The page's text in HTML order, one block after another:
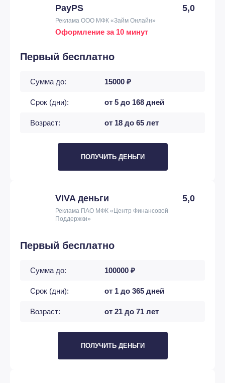
PayPS 5,0
Реклама ООО МФК «Займ Онлайн»
Оформление за 10 минут
Первый бесплатно
Сумма до: 15000 ₽
Срок (дни): от 5 до 168 дней
Возраст: от 18 до 65 лет
ПОЛУЧИТЬ ДЕНЬГИ
VIVA деньги 5,0
Реклама ПАО МФК «Центр Финансовой
Поддержки»
Первый бесплатно
Сумма до: 100000 ₽
Срок (дни): от 1 до 365 дней
Возраст: от 21 до 71 лет
ПОЛУЧИТЬ ДЕНЬГИ